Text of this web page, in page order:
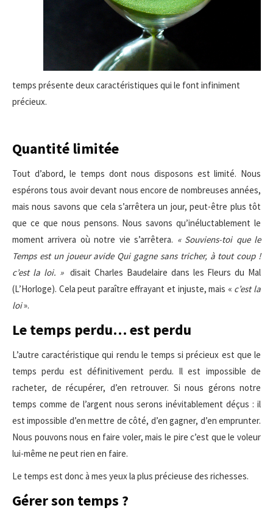
temps présente deux caractéristiques qui le font infiniment
précieux.
Quantité limitée
Tout d’abord, le temps dont nous disposons est limité. Nous
espérons tous avoir devant nous encore de nombreuses années,
mais nous savons que cela s’arrêtera un jour, peut-être plus tôt
que ce que nous pensons. Nous savons qu’inéluctablement le
moment arrivera où notre vie s’arrêtera. « Souviens-toi que le
Temps est un joueur avide Qui gagne sans tricher, à tout coup !
c’est la loi. » disait Charles Baudelaire dans les Fleurs du Mal
(L’Horloge). Cela peut paraître effrayant et injuste, mais « c’est la
loi».
Le temps perdu… est perdu
L’autre caractéristique qui rendu le temps si précieux est que le
temps perdu est définitivement perdu. Il est impossible de
racheter, de récupérer, d’en retrouver. Si nous gérons notre
temps comme de l’argent nous serons inévitablement déçus : il
est impossible d’en mettre de côté, d’en gagner, d’en emprunter.
Nous pouvons nous en faire voler, mais le pire c’est que le voleur
lui-même ne peut rien en faire.
Le temps est donc à mes yeux la plus précieuse des richesses.
Gérer son temps ?